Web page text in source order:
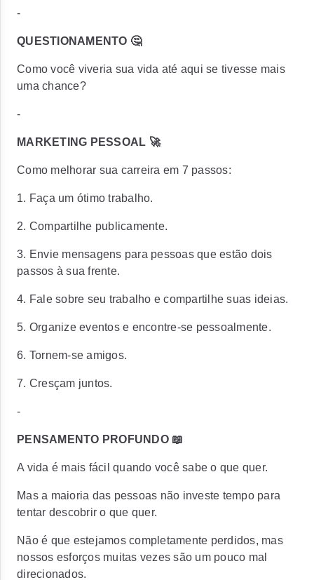
-
QUESTIONAMENTO 🤔
Como você viveria sua vida até aqui se tivesse mais
uma chance?
-
MARKETING PESSOAL 🚀
Como melhorar sua carreira em 7 passos:
1. Faça um ótimo trabalho.
2. Compartilhe publicamente.
3. Envie mensagens para pessoas que estão dois
passos à sua frente.
4. Fale sobre seu trabalho e compartilhe suas ideias.
5. Organize eventos e encontre-se pessoalmente.
6. Tornem-se amigos.
7. Cresçam juntos.
-
PENSAMENTO PROFUNDO 📖
A vida é mais fácil quando você sabe o que quer.
Mas a maioria das pessoas não investe tempo para
tentar descobrir o que quer.
Não é que estejamos completamente perdidos, mas
nossos esforços muitas vezes são um pouco mal
direcionados.